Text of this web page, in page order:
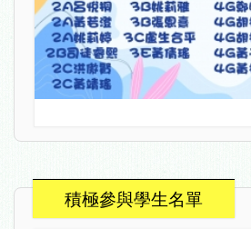
積極參與學生名單